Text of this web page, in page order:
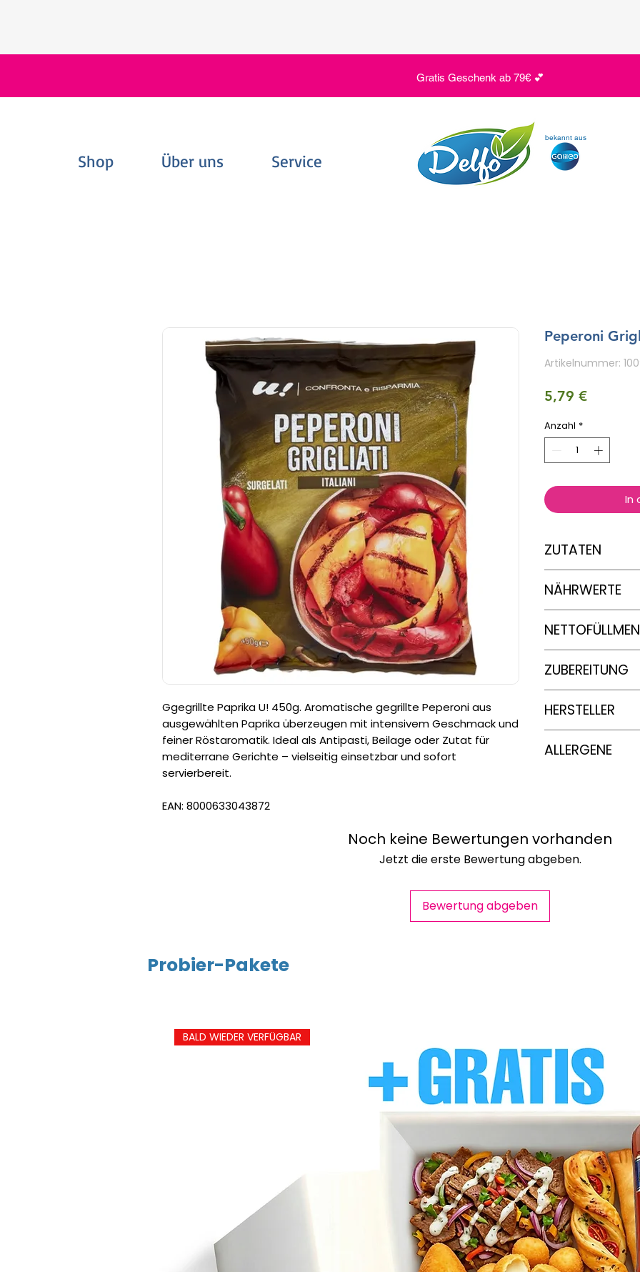
Gratis Geschenk ab 79€ 💕
Shop Über uns Service
bekannt aus
Ggegrillte Paprika U! 450g. Aromatische gegrillte Peperoni aus
ausgewählten Paprika überzeugen mit intensivem Geschmack und
feiner Röstaromatik. Ideal als Antipasti, Beilage oder Zutat für
mediterrane Gerichte – vielseitig einsetzbar und sofort
servierbereit.
EAN: 8000633043872
Peperoni
Artikelnummer:
5,79 €Preis
Anzahl *
In
ZUTATEN
NÄHRWERTE
Energie
davon
ZUBEREITUNG
erhitzen. Die
zueinander in die
garen. Nach
Belieben würzen.
Im Elektroherd: Die
stapeln. Im
HERSTELLER
ALLERGENE
Noch keine Bewertungen vorhanden
Jetzt die erste Bewertung abgeben.
Bewertung abgeben
Probier-Pakete
BALD WIEDER VERFÜGBAR